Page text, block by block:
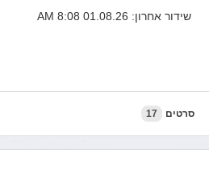
שידור אחרון: 01.08.26 8:08 AM
סרטים 17